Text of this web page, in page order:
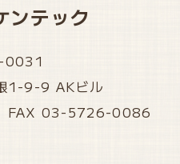
ンテック
0031
1-9-9 AKビル
03-5726-0086